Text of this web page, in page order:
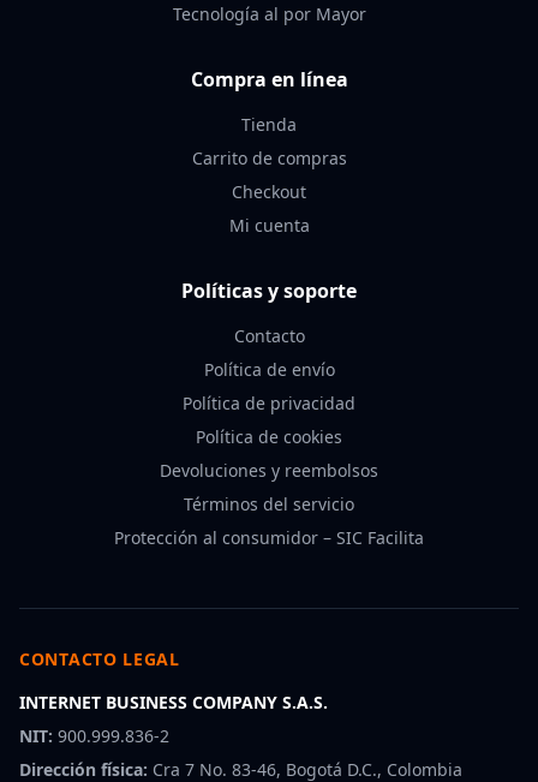
Tecnología al por Mayor
Compra en línea
Tienda
Carrito de compras
Checkout
Mi cuenta
Políticas y soporte
Contacto
Política de envío
Política de privacidad
Política de cookies
Devoluciones y reembolsos
Términos del servicio
Protección al consumidor – SIC Facilita
CONTACTO LEGAL
INTERNET BUSINESS COMPANY S.A.S.
NIT: 900.999.836-2
Dirección física: Cra 7 No. 83-46, Bogotá D.C., Colombia